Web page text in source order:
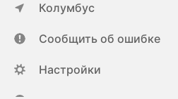
Колумбус
Сообщить об ошибке
Настройки